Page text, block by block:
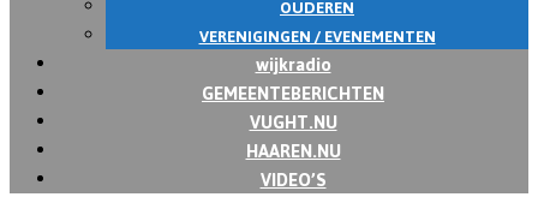
OUDEREN
VERENIGINGEN / EVENEMENTEN
wijkradio
GEMEENTEBERICHTEN
VUGHT.NU
HAAREN.NU
VIDEO’S